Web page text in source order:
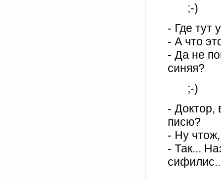
;-)
- Где тут
- А что
- Да не
синяя?
;-)
- Доктор,
писю?
- Ну
- Так...